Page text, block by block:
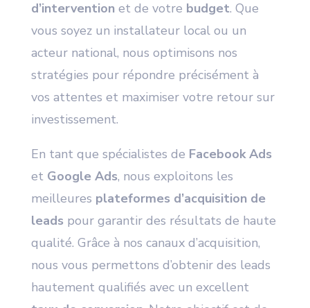
d’interventionet de votre budget. Que
vous soyez un installateur local ou un
acteur national, nous optimisons nos
stratégies pour répondre précisément à
vos attentes et maximiser votre retour sur
investissement.
En tant que spécialistes de Facebook Ads
et Google Ads, nous exploitons les
meilleures plateformes d’acquisition de
leads pour garantir des résultats de haute
qualité. Grâce à nos canaux d’acquisition,
nous vous permettons d’obtenir des leads
hautement qualifiés avec un excellent